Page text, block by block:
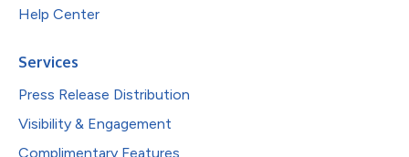
Help Center
Services
Press Release Distribution
Visibility & Engagement
Complimentary Features